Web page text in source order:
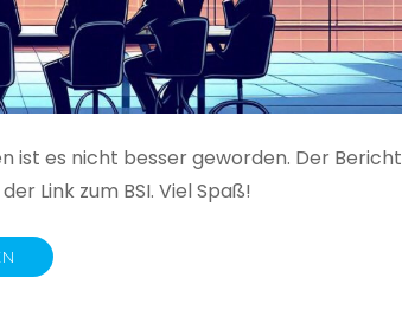
ist es nicht besser geworden. Der Bericht
Link zum BSI. Viel Spaß!